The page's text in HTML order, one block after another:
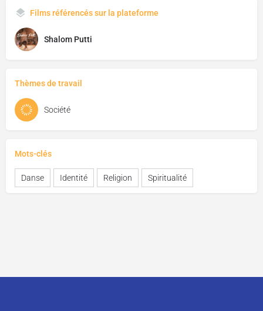
Films référencés sur la plateforme
Shalom Putti
Thèmes de travail
Société
Mots-clés
Danse Identité Religion Spiritualité